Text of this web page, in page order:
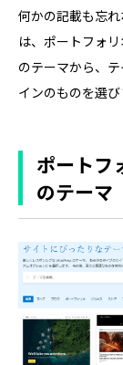
何かの記載も忘
は、ポートフォ
のテーマから、
インのものを選び
ポートフ
のテーマ